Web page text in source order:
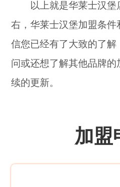
以上就是华莱士汉堡
右，华莱士汉堡加盟条件
信您已经有了大致的了
问或还想了解其他品牌
续的更新。
加盟